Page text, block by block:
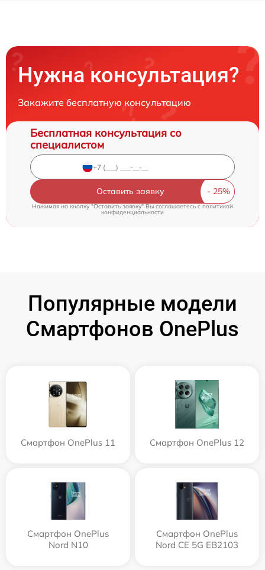
Нужна консультация?
Закажите бесплатную консультацию
Бесплатная консультация со
специалистом
Оставить заявку
Нажимая на кнопку "Оставить заявку" Вы соглашаетесь c политикой
конфиденциальности
Популярные модели
Смартфонов OnePlus
Смартфон OnePlus 11 Смартфон OnePlus 12
Смартфон OnePlus
Nord N10
Смартфон OnePlus
Nord CE 5G EB2103